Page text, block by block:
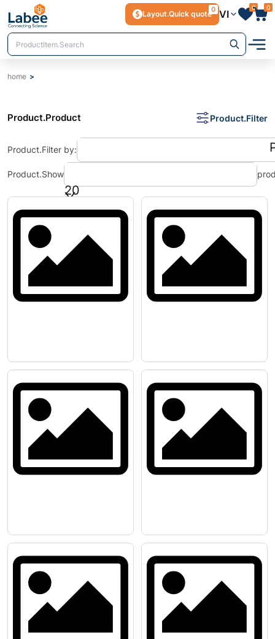
Layout.Quick quote
0 VI
0 0
home
Product.Product Product.Filter
Product.Filter by:
Product.Show
20